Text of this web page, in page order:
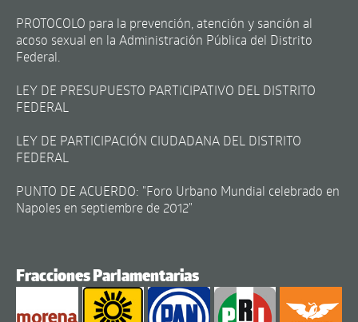
PROTOCOLO para la prevención, atención y sanción al
acoso sexual en la Administración Pública del Distrito
Federal.
LEY DE PRESUPUESTO PARTICIPATIVO DEL DISTRITO
FEDERAL
LEY DE PARTICIPACIÓN CIUDADANA DEL DISTRITO
FEDERAL
PUNTO DE ACUERDO: "Foro Urbano Mundial celebrado en
Napoles en septiembre de 2012"
Fracciones Parlamentarias